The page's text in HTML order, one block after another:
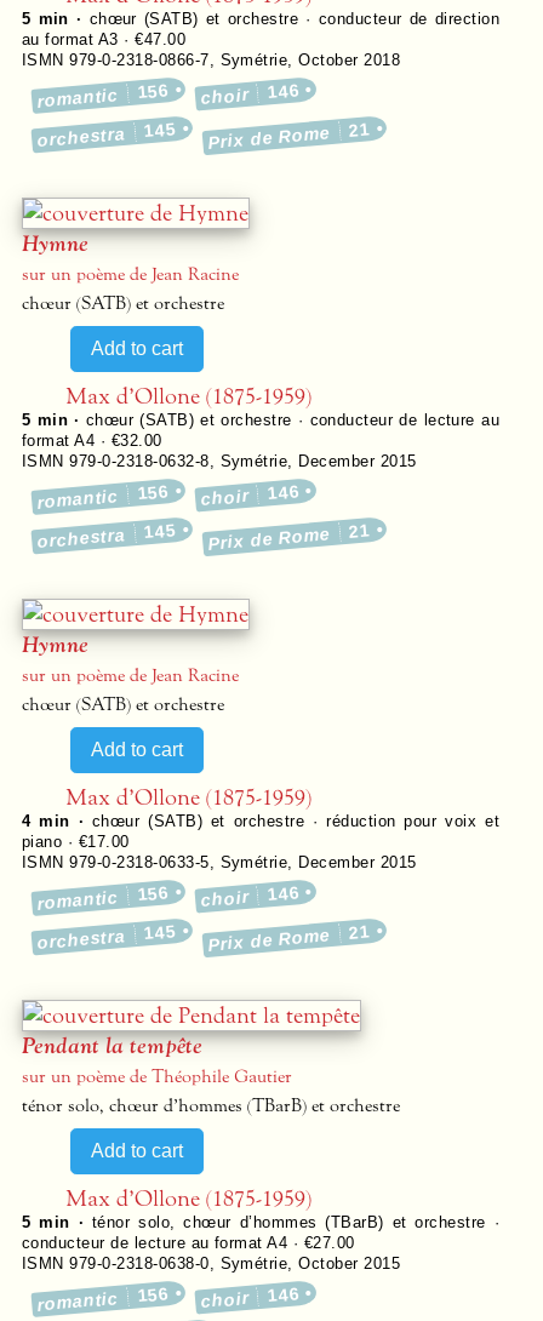
5 min · chœur (SATB) et orchestre · conducteur de direction
au format A3 · €47.00
ISMN 979-0-2318-0866-7
Symétrie ,October 2018
romantic 156 choir 146
orchestra 145 Prix de Rome 21
Hymne
sur un poème de Jean Racine
chœur (SATB) et orchestre
Max d’Ollone (1875-1959)
5 min · chœur (SATB) et orchestre · conducteur de lecture au
format A4 · €32.00
ISMN 979-0-2318-0632-8
Symétrie December 2015
romantic 156 choir 146
orchestra 145 Prix de Rome 21
Hymne
sur un poème de Jean Racine
chœur (SATB) et orchestre
Max d’Ollone (1875-1959)
4 min · chœur (SATB) et orchestre · réduction pour voix et
piano · €17.00
ISMN 979-0-2318-0633-5, Symétrie, December 2015
romantic 156 choir 146
orchestra 145 Prix de Rome 21
Pendant la tempête
sur un poème de Théophile Gautier
ténor solo, chœur d’hommes (TBarB) et orchestre
Max d’Ollone (1875-1959)
5 min · ténor solo, chœur d’hommes (TBarB) et orchestre ·
conducteur de lecture au format A4 · €27.00
ISMN 979-0-2318-0638-0, Symétrie,October 2015
romantic 156 choir 146